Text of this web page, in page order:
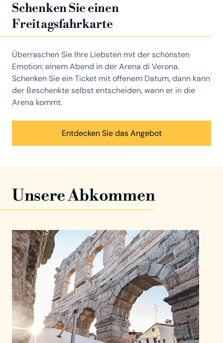
Schenken Sie einen
Freitagsfahrkarte
Überraschen Sie Ihre Liebsten mit der schönsten
Emotion: einem Abend in der Arena di Verona.
Schenken Sie ein Ticket mit offenem Datum, dann kann
der Beschenkte selbst entscheiden, wann er in die
Arena kommt.
Entdecken Sie das Angebot
Unsere Abkommen